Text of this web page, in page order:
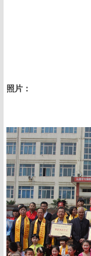
照片：